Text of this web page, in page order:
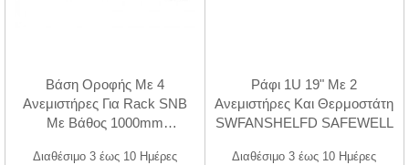
Βάση Οροφής Με 4
Ανεμιστήρες Για Rack SNB
Με Βάθος 1000mm
Διαθέσιμο 3 έως 10 Ημέρες
Ράφι 1U 19" Με 2
Ανεμιστήρες Και Θερμοστάτη
SWFANSHELFD SAFEWELL
Διαθέσιμο 3 έως 10 Ημέρες